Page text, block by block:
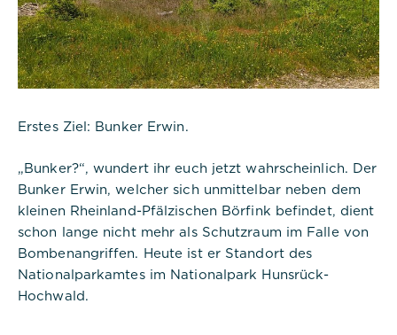
Erstes Ziel: Bunker Erwin.
„Bunker?“, wundert ihr euch jetzt wahrscheinlich. Der
Bunker Erwin, welcher sich unmittelbar neben dem
kleinen Rheinland-Pfälzischen Börfink befindet, dient
schon lange nicht mehr als Schutzraum im Falle von
Bombenangriffen. Heute ist er Standort des
Nationalparkamtes im Nationalpark Hunsrück-
Hochwald.